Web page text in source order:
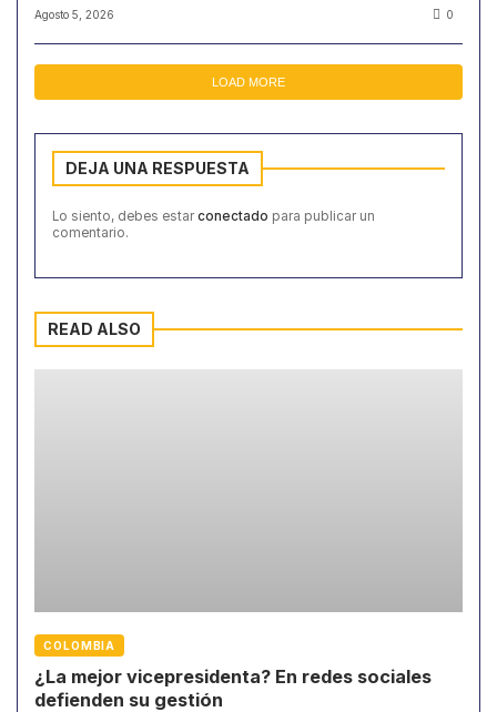
Agosto 5, 2026 0
LOAD MORE
DEJA UNA RESPUESTA
Lo siento, debes estar conectado para publicar un
comentario.
READ ALSO
COLOMBIA
¿La mejor vicepresidenta? En redes sociales
defienden su gestión